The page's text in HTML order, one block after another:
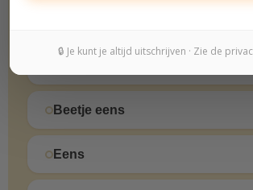
Beetje eens
Eens
🔒 Je kunt je altijd uitschrijven · Zie de